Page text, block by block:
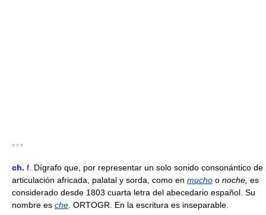
* * *
ch. f. Dígrafo que, por representar un solo sonido consonántico de
articulación africada, palatal y sorda, como en mucho o noche, es
considerado desde 1803 cuarta letra del abecedario español. Su
nombre es che . ORTOGR. En la escritura es inseparable.